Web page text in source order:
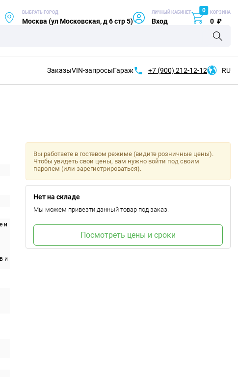
ВЫБРАТЬ ГОРОД
Москва (ул Московская, д 6 стр 5)
ЛИЧНЫЙ КАБИНЕТ
Вход
0 КОРЗИНА
0 ₽
ЗаказыVIN-запросыГараж +7 (900) 212-12-12 RU
и
и
Вы работаете в гостевом режиме (видите розничные цены).
Чтобы увидеть свои цены, вам нужно войти под своим
паролем (или зарегистрироваться).
Нет на складе
Мы можем привезти данный товар под заказ.
Посмотреть цены и сроки